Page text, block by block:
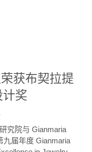
获布契拉提
奖
究院与 Gianmaria
九届年度 Gianmaria